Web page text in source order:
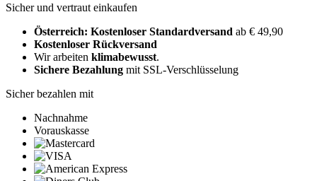
Sicher und vertraut einkaufen
Österreich: Kostenloser Standardversand ab € 49,90
Kostenloser Rückversand
Wir arbeiten klimabewusst.
Sichere Bezahlung mit SSL-Verschlüsselung
Sicher bezahlen mit
Nachnahme
Vorauskasse